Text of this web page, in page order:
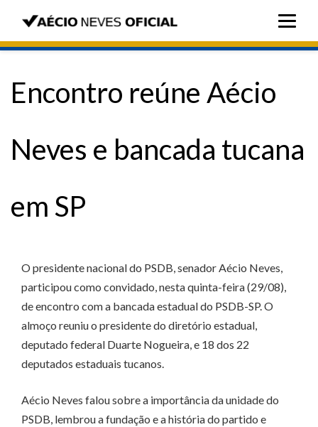
Encontro reúne Aécio
Neves e bancada tucana
em SP
O presidente nacional do PSDB, senador Aécio Neves,
participou como convidado, nesta quinta-feira (29/08),
de encontro com a bancada estadual do PSDB-SP. O
almoço reuniu o presidente do diretório estadual,
deputado federal Duarte Nogueira, e 18 dos 22
deputados estaduais tucanos.
Aécio Neves falou sobre a importância da unidade do
PSDB, lembrou a fundação e a história do partido e